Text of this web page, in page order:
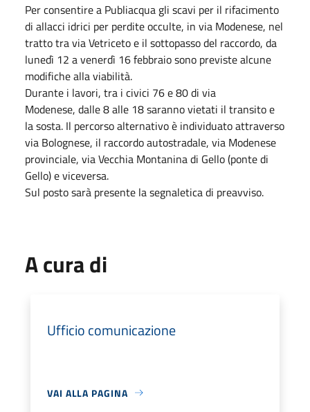
Per consentire a Publiacqua gli scavi per il rifacimento
di allacci idrici per perdite occulte, in via Modenese, nel
tratto tra via Vetriceto e il sottopasso del raccordo, da
lunedì 12 a venerdì 16 febbraio sono previste alcune
modifiche alla viabilità.
Durante i lavori, tra i civici 76 e 80 di via
Modenese, dalle 8 alle 18 saranno vietati il transito e
la sosta. Il percorso alternativo è individuato attraverso
via Bolognese, il raccordo autostradale, via Modenese
provinciale, via Vecchia Montanina di Gello (ponte di
Gello) e viceversa.
Sul posto sarà presente la segnaletica di preavviso.
A cura di
Ufficio comunicazione
VAI ALLA PAGINA